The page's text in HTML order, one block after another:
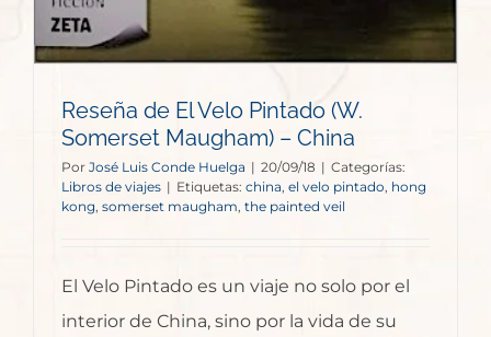
Reseña de El Velo Pintado (W.
Somerset Maugham) – China
Por José Luis Conde Huelga | 20/09/18 | Categorías:
Libros de viajes | Etiquetas: china el velo pintado hong
kong somerset maugham, the painted veil
El Velo Pintado es un viaje no solo por el
interior de China, sino por la vida de su